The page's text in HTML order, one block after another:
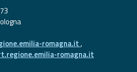
romagna.it,
romagna.it